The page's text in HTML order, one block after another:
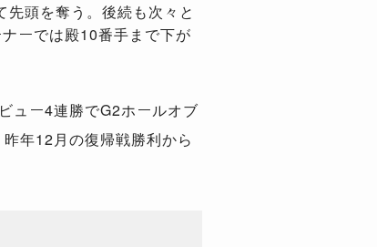
頭を奪う。後続も次々と
ーでは殿10番手まで下が
ュー4連勝でG2ホールオブ
年12月の復帰戦勝利から